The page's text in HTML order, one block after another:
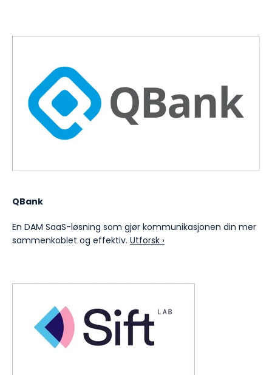
QBank
En DAM SaaS-løsning som gjør kommunikasjonen din mer
sammenkoblet og effektiv. Utforsk ›